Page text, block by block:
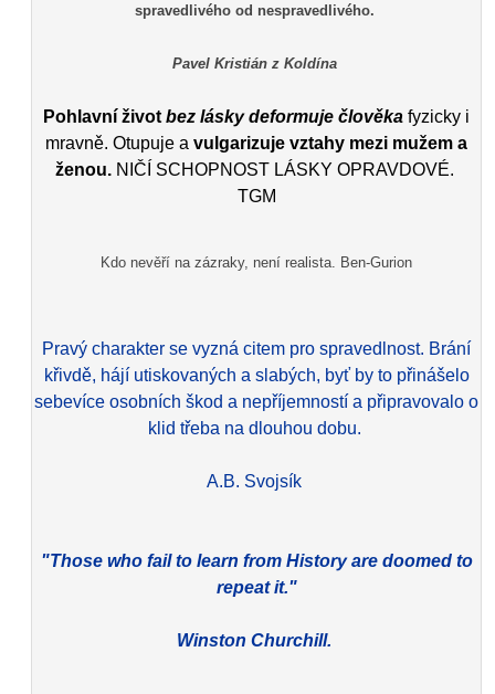
spravedlivého od nespravedlivého.
Pavel Kristián z Koldína
Pohlavní život bez lásky deformuje člověka fyzicky i
mravně. Otupuje avulgarizuje vztahy mezi mužem a
ženou. NIČÍ SCHOPNOST LÁSKY OPRAVDOVÉ.
TGM
Kdo nevěří na zázraky, není realista. Ben-Gurion
Pravý charakter se vyzná citem pro spravedlnost. Brání
křivdě, hájí utiskovaných a slabých, byť by to přinášelo
sebevíce osobních škod a nepříjemností a připravovalo o
klid třeba na dlouhou dobu.
A.B. Svojsík
"Those who fail to learn from History are doomed to
repeat it."
Winston Churchill.